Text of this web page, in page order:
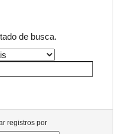
de busca.
registros por